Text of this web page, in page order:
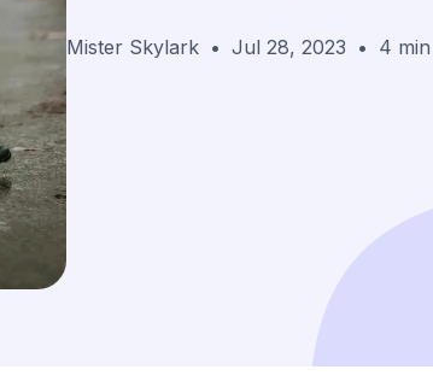
Mister Skylark • Jul 28, 2023 • 4